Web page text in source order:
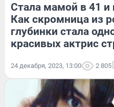
Стала мамой в 41 и
Как скромница из
глубинки стала
красивых актрис
24 декабря, 2023, 13:00 2 805